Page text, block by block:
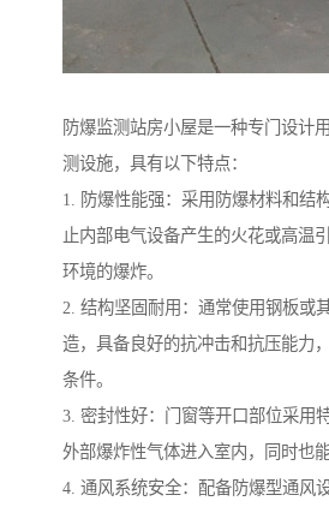
防爆监测站房小屋是一种专门设计
测设施，具有以下特点：
1. 防爆性能强：采用防爆材料和结
止内部电气设备产生的火花或高温
环境的爆炸。
2. 结构坚固耐用：通常使用钢板或
造，具备良好的抗冲击和抗压能力
条件。
3. 密封性好：门窗等开口部位采用
外部爆炸性气体进入室内，同时也能
4. 通风系统安全：配备防爆型通风